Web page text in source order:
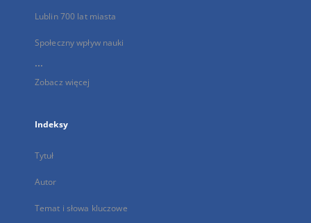
Lublin 700 lat miasta
Społeczny wpływ nauki
...
Zobacz więcej
Indeksy
Tytuł
Autor
Temat i słowa kluczowe